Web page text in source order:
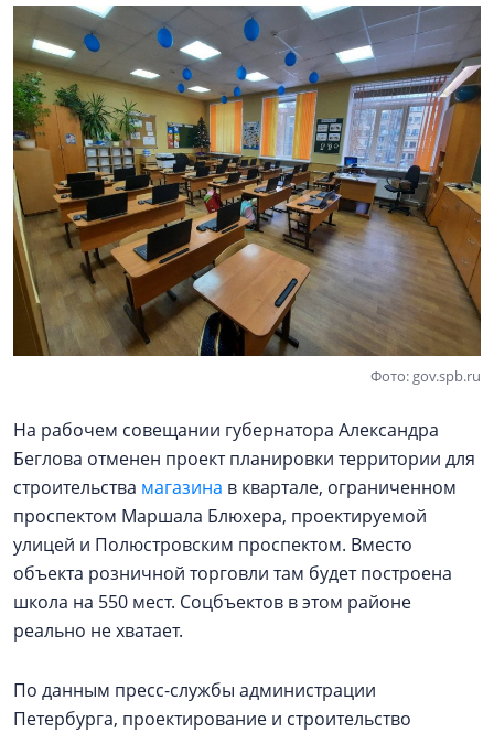
Фото: gov.spb.ru
На рабочем совещании губернатора Александра
Беглова отменен проект планировки территории для
строительства магазина в квартале, ограниченном
проспектом Маршала Блюхера, проектируемой
улицей и Полюстровским проспектом. Вместо
объекта розничной торговли там будет построена
школа на 550 мест. Соцбъектов в этом районе
реально не хватает.
По данным пресс-службы администрации
Петербурга, проектирование и строительство